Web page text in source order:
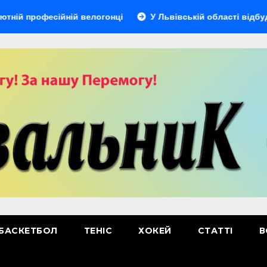
велогонці У Львівській області відбудеться
ТЕНІС ХОКЕЙ СТАТТІ